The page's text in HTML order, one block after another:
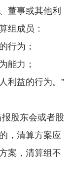
董事或其他利
组成员：
行为；
能力；
益的行为。”
股东会或者股
，清算方案应
案，清算组不